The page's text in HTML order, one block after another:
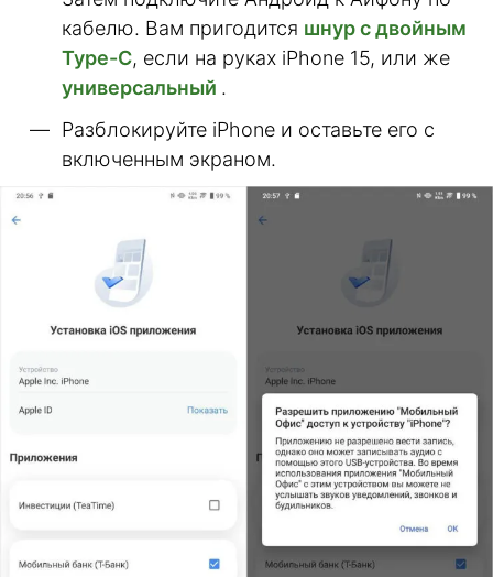
кабелю. Вам пригодится шнур с двойным
Type-C, если на руках iPhone 15, или же
универсальный .
Разблокируйте iPhone и оставьте его с
включенным экраном.